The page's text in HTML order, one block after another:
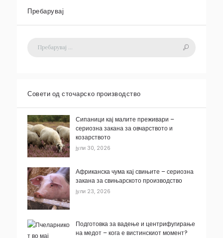
Пребарувај
Совети од сточарско производство
Сипаници кај малите преживари –
сериозна закана за овчарството и
козарството
јули 30, 2026
Африканска чума кај свињите – сериозна
закана за свињарското производство
јули 23, 2026
Подготовка за вадење и центрифугирање
на медот – кога е вистинскиот момент?